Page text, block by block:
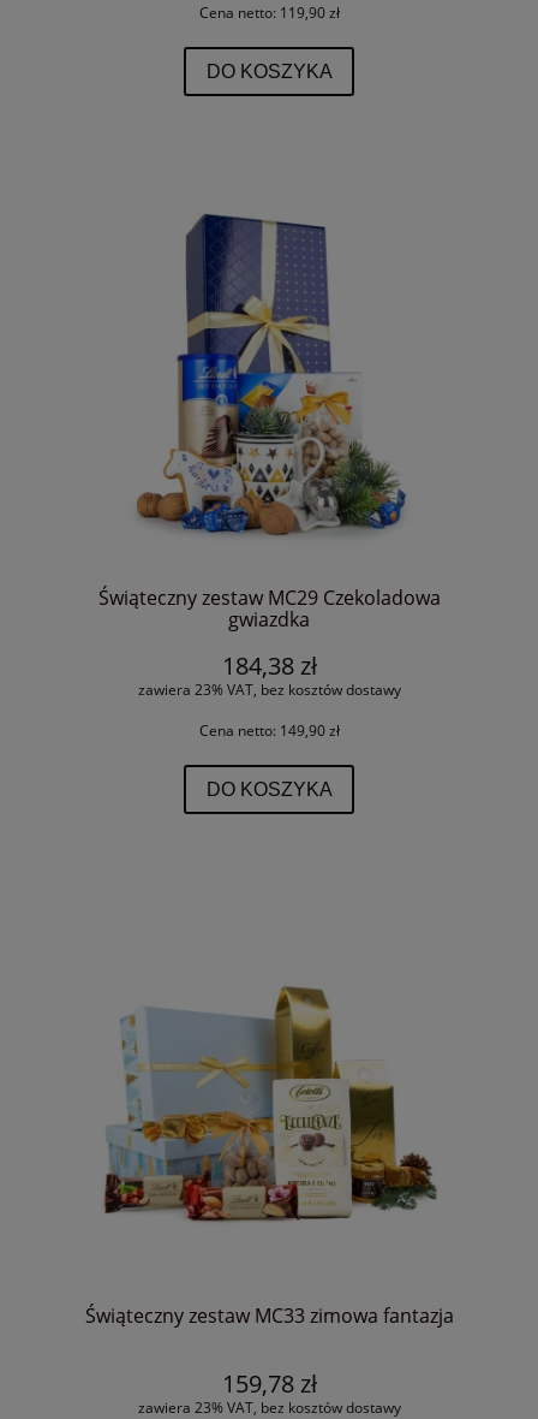
Cena netto: 119,90 zł
DO KOSZYKA
Świąteczny zestaw MC29 Czekoladowa
gwiazdka
184,38 zł
zawiera 23% VAT, bez kosztów dostawy
Cena netto: 149,90 zł
DO KOSZYKA
Świąteczny zestaw MC33 zimowa fantazja
159,78 zł
zawiera 23% VAT, bez kosztów dostawy